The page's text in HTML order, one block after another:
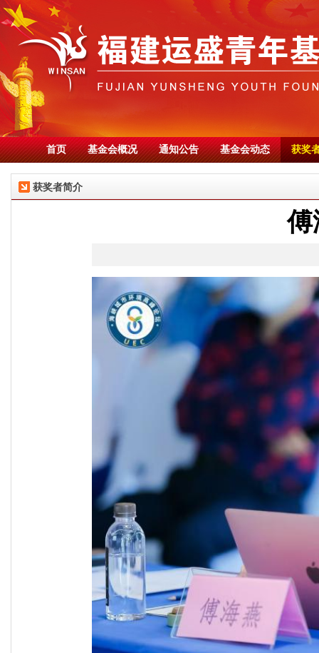
首页 基金会概况 通知公告 基金会动态 获奖
获奖者简介
傅